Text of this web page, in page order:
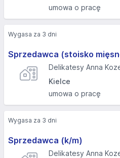
umowa o pracę
Sprzedawca (stoisko
Delikatesy Anna
Kielce
umowa o pracę
Wygasa za 3 dni
Sprzedawca (k/m)
Delikatesy Anna
Wygasa za 3 dni